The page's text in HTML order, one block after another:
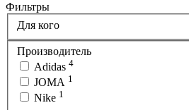
Фильтры
Для кого
Производитель
Adidas 4
JOMA 1
Nike 1